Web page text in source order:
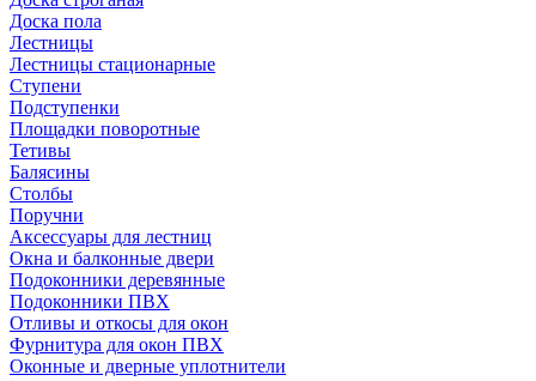
Доска пола
Лестницы
Лестницы стационарные
Ступени
Подступенки
Площадки поворотные
Тетивы
Балясины
Столбы
Поручни
Аксессуары для лестниц
Окна и балконные двери
Подоконники деревянные
Подоконники ПВХ
Отливы и откосы для окон
Фурнитура для окон ПВХ
Оконные и дверные уплотнители